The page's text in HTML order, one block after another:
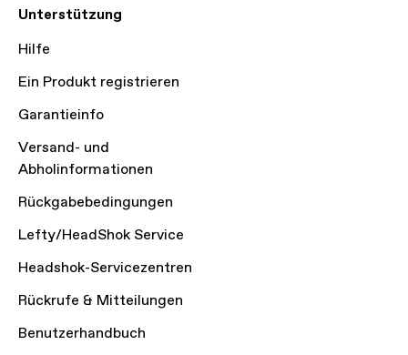
Unterstützung
Hilfe
Ein Produkt registrieren
Garantieinfo
Versand- und
Abholinformationen
Rückgabebedingungen
Lefty/HeadShok Service
Headshok-Servicezentren
Rückrufe & Mitteilungen
Benutzerhandbuch